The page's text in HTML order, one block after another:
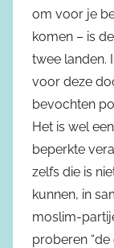
om voor je
komen – is
twee landen.
voor deze
bevochten
Het is wel
beperkte
zelfs die is
kunnen, in
moslim-
proberen “de